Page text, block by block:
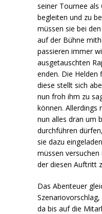
seiner Tournee als
begleiten und zu
müssen sie bei
auf der Bühne
passieren immer
ausgetauschten
enden. Die Helden
diese stellt sich
nun froh ihm zu
können. Allerdings
nun alles dran um
durchführen
sie dazu
müssen
der diesen Auftritt
Das Abenteuer
da bis auf die